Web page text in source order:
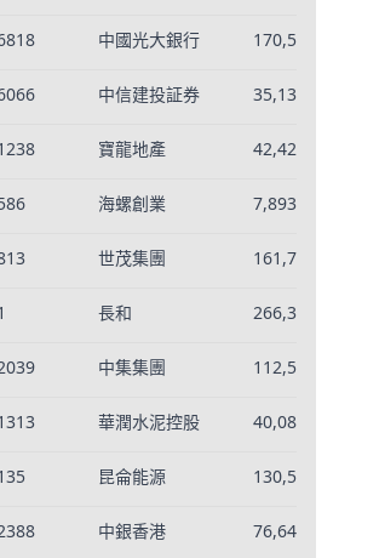
中國光大銀行 170,547
中信建投証券 35,137
寶龍地產 42,420
海螺創業 7,893
世茂集團 161,760
長和 266,396
中集集團 112,530
華潤水泥控股 40,087
昆侖能源 130,566
中銀香港 76,641